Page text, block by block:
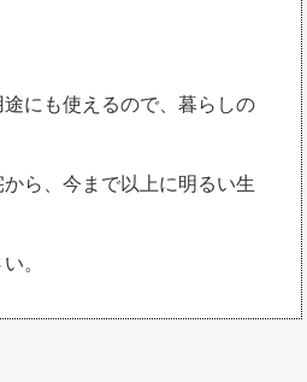
にも使えるので、暮らしの
ら、今まで以上に明るい生
。